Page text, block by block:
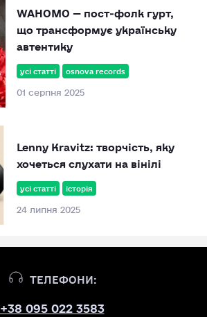
усі статті osnova records
01 серпня 2025
WAHOMO — пост‑фолк гурт,
що трансформує українську
автентику
усі статті історія
24 липня 2025
Lenny Kravitz: творчість, яку
хочеться слухати на вінілі
ТЕЛЕФОНИ:
+38 095 022 3583